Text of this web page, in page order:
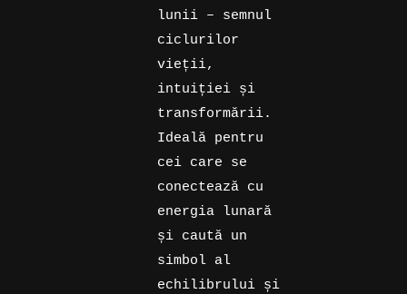
lunii – semnul
ciclurilor
vieții,
intuiției și
transformării.
Ideală pentru
cei care se
conectează cu
energia lunară
și caută un
simbol al
echilibrului și